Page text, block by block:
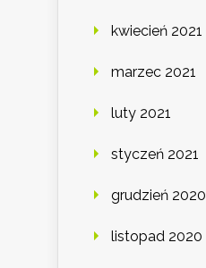
kwiecień 2021
marzec 2021
luty 2021
styczeń 2021
grudzień 2020
listopad 2020